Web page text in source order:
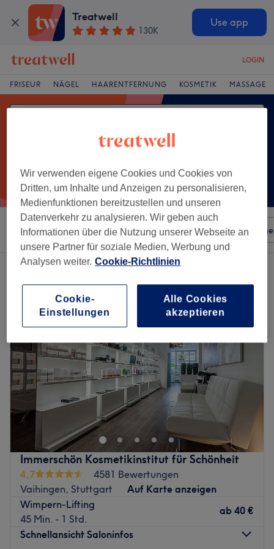
Treatwell
130K
Use app
LOGIN
FRISEUR NÄGEL HAARENTFERNUNG KOSMETIK MASSAGE
Sortieren nach Beliebiger Preis Salons
Ein Salon, der anbietet: wimpernwelle in Österfeld, Stuttgart
Immerschön Kosmetikinstitut für Schönheit
4,7
4581 Bewertungen
Vaihingen, Stuttgart
Auf Karte anzeigen
Wimpern-Lifting
45 Min. - 1 Std.
ab 40 €
Schnellansicht Saloninfos
Wir verwenden eigene Cookies und Cookies von
Dritten, um Inhalte und Anzeigen zu personalisieren,
Medienfunktionen bereitzustellen und unseren
Datenverkehr zu analysieren. Wir geben auch
Informationen über die Nutzung unserer Webseite an
unsere Partner für soziale Medien, Werbung und
Analysen weiter. Cookie-Richtlinien
Cookie-
Einstellungen
Alle Cookies
akzeptieren